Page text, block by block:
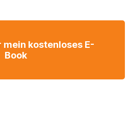
kostenloses E-
Book